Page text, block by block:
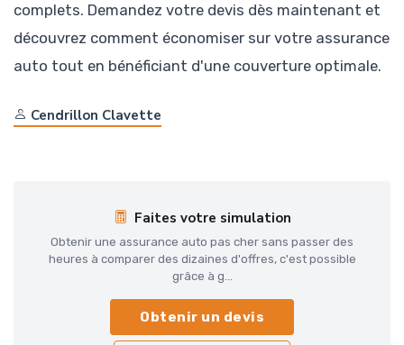
complets. Demandez votre devis dès maintenant et
découvrez comment économiser sur votre assurance
auto tout en bénéficiant d'une couverture optimale.
Cendrillon Clavette
Faites votre simulation
Obtenir une assurance auto pas cher sans passer des
heures à comparer des dizaines d'offres, c'est possible
grâce à g...
Obtenir un devis